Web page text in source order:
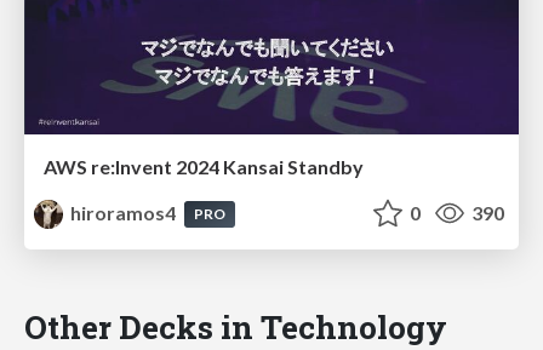
AWS re:Invent 2024 Kansai Standby
hiroramos4
PRO 0 390
Other Decks in Technology